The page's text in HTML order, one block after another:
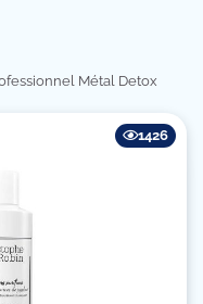
Métal Detox
1426